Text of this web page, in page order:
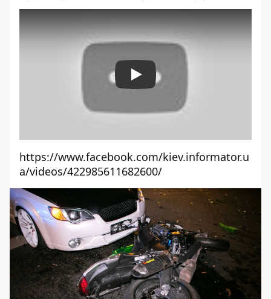
Play
https://www.facebook.com/kiev.informator.u
a/videos/422985611682600/